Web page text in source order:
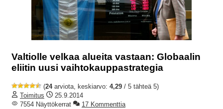
Valtiolle velkaa alueita vastaan: Globaalin
eliitin uusi vaihtokauppastrategia
(24arviota, keskiarvo: 4,29 / 5 tähteä 5)
Toimitus
25.9.2014
7554 Näyttökerrat
17 Kommenttia